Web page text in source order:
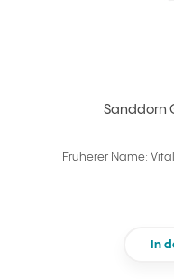
Sanddorn
Früherer Name:
In